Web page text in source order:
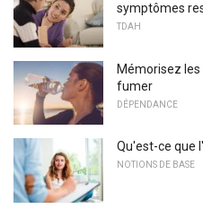
symptômes
TDAH
Mémorisez
fumer
DÉPENDANCE
Qu'est-ce que
NOTIONS DE BASE